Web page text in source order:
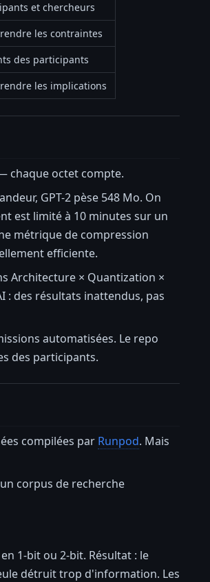
et chercheurs
les contraintes
des participants
les implications
chaque octet compte.
GPT-2 pèse 548 Mo. On
est limité à 10 minutes sur un
métrique de compression
efficiente.
Architecture × Quantization ×
: des résultats inattendus, pas
automatisées. Le repo
des participants.
compilées par Runpod. Mais
corpus de recherche
1-bit ou 2-bit. Résultat : le
détruit trop d'information. Les